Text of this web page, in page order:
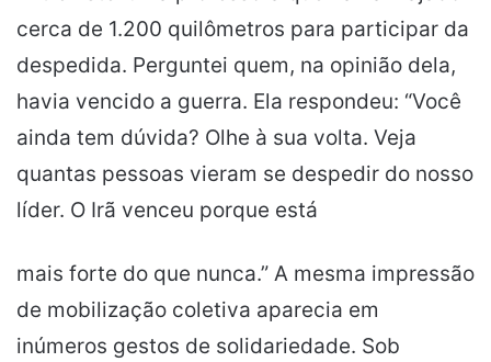
cerca de 1.200 quilômetros para participar da
despedida. Perguntei quem, na opinião dela,
havia vencido a guerra. Ela respondeu: “Você
ainda tem dúvida? Olhe à sua volta. Veja
quantas pessoas vieram se despedir do nosso
líder. O Irã venceu porque está
mais forte do que nunca.” A mesma impressão
de mobilização coletiva aparecia em
inúmeros gestos de solidariedade. Sob